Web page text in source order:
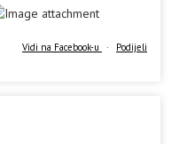
Vidi na Facebook-u · Podijeli